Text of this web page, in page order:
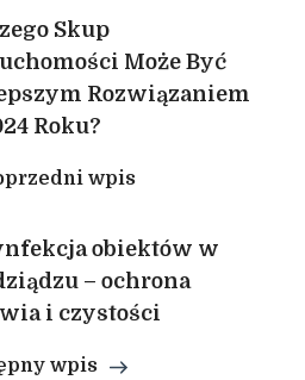
Skup
Może Być
Rozwiązaniem
Roku?
wpis
obiektów w
– ochrona
i czystości
wpis